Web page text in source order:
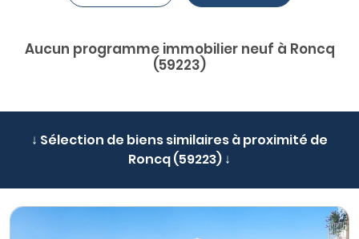
Aucun programme immobilier neuf à Roncq
(59223)
↓ Sélection de biens similaires à proximité de
Roncq (59223) ↓